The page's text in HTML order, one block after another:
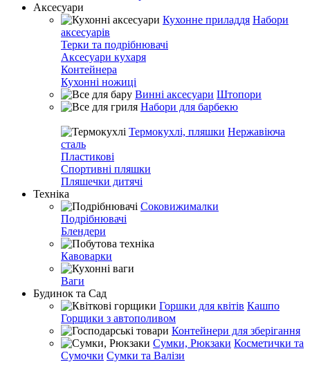
Аксесуари
Кухонне приладдя Набори
аксесуарів
Терки та подрібнювачі
Аксесуари кухаря
Контейнера
Кухонні ножиці
Винні аксесуари Штопори
Набори для барбекю
Термокухлі, пляшки Нержавіюча
сталь
Пластикові
Спортивні пляшки
Пляшечки дитячі
Техніка
Соковижималки
Подрібнювачі
Блендери
Кавоварки
Ваги
Будинок та Сад
Горшки для квітів Кашпо
Горщики з автополивом
Контейнери для зберігання
Сумки, Рюкзаки Косметички та
Сумочки Сумки та Валізи